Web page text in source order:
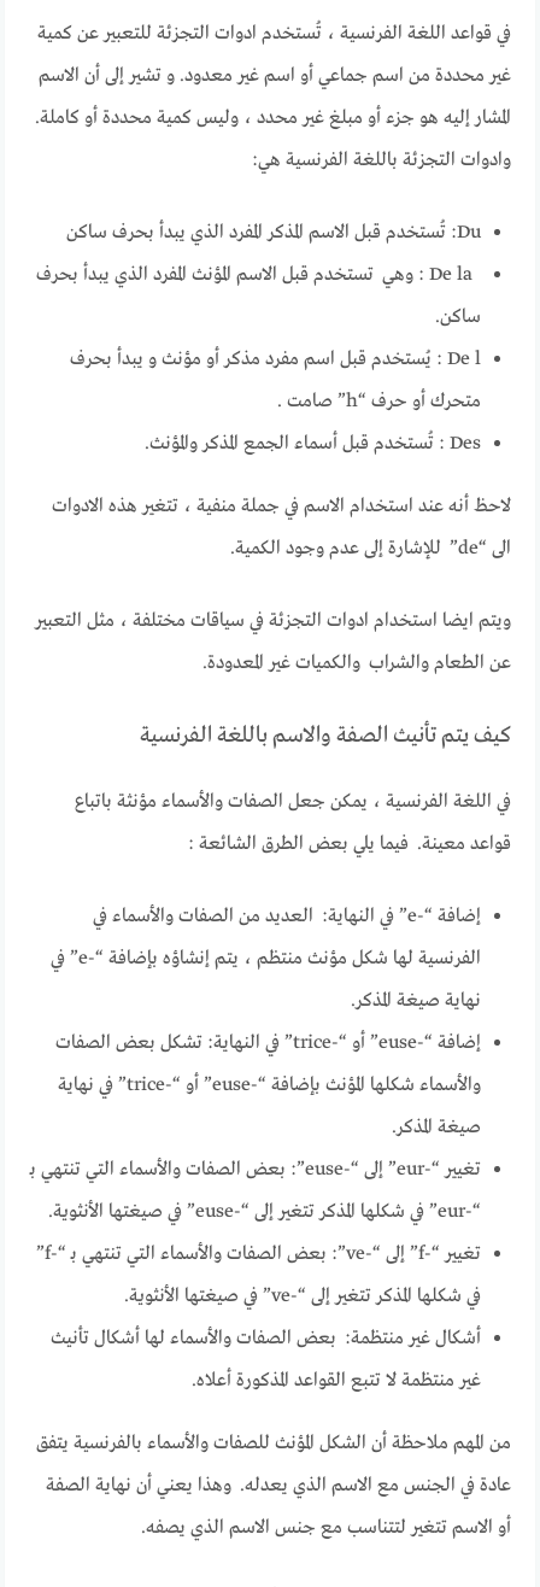
في قواعد اللغة الفرنسية ، تُستخدم ادوات التجزئة للتعبير عن كمية
غير محددة من اسم جماعي أو اسم غير معدود. و تشير إلى أن الاسم
المشار إليه هو جزء أو مبلغ غير محدد ، وليس كمية محددة أو كاملة.
وادوات التجزئة باللغة الفرنسية هي:
Du: تُستخدم قبل الاسم المذكر المفرد الذي يبدأ بحرف ساكن
De la : وهي تستخدم قبل الاسم المؤنث المفرد الذي يبدأ بحرف
ساكن.
De l : يُستخدم قبل اسم مفرد مذكر أو مؤنث و يبدأ بحرف
متحرك أو حرف “h” صامت .
Des : تُستخدم قبل أسماء الجمع المذكر والمؤنث.
لاحظ أنه عند استخدام الاسم في جملة منفية ، تتغير هذه الادوات
الى “de” للإشارة إلى عدم وجود الكمية.
ويتم ايضا استخدام ادوات التجزئة في سياقات مختلفة ، مثل التعبير
عن الطعام والشراب والكميات غير المعدودة.
كيف يتم تأنيث الصفة والاسم باللغة الفرنسية
في اللغة الفرنسية ، يمكن جعل الصفات والأسماء مؤنثة باتباع
قواعد معينة. فيما يلي بعض الطرق الشائعة :
إضافة “-e” في النهاية: العديد من الصفات والأسماء في
الفرنسية لها شكل مؤنث منتظم ، يتم إنشاؤه بإضافة “-e” في
نهاية صيغة المذكر.
إضافة “-euse” أو “-trice” في النهاية: تشكل بعض الصفات
والأسماء شكلها المؤنث بإضافة “-euse” أو “-trice” في نهاية
صيغة المذكر.
تغيير “-eur” إلى “-euse”: بعض الصفات والأسماء التي تنتهي بـ
“-eur” في شكلها المذكر تتغير إلى “-euse” في صيغتها الأنثوية.
تغيير “-f” إلى “-ve”: بعض الصفات والأسماء التي تنتهي بـ “-f”
في شكلها المذكر تتغير إلى “-ve” في صيغتها الأنثوية.
أشكال غير منتظمة: بعض الصفات والأسماء لها أشكال تأنيث
غير منتظمة لا تتبع القواعد المذكورة أعلاه.
من المهم ملاحظة أن الشكل المؤنث للصفات والأسماء بالفرنسية يتفق
عادة في الجنس مع الاسم الذي يعدله. وهذا يعني أن نهاية الصفة
أو الاسم تتغير لتتناسب مع جنس الاسم الذي يصفه.